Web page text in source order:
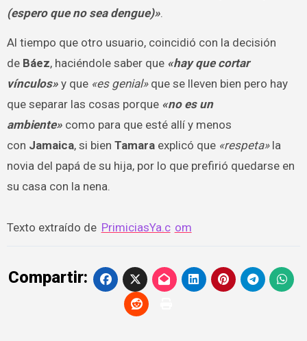
(espero que no sea dengue)».
Al tiempo que otro usuario, coincidió con la decisión
de Báez, haciéndole saber que «hay que cortar
vínculos»y que «es genial»que se lleven bien pero hay
que separar las cosas porque «no es un
ambiente»como para que esté allí y menos
con Jamaica, si bien Tamaraexplicó que «respeta»la
novia del papá de su hija, por lo que prefirió quedarse en
su casa con la nena.
Texto extraído de PrimiciasYa.c om
Compartir: